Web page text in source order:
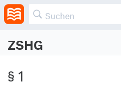
ZSHG
Gesetz zur Harmonisierung des Schutzes
§ 1